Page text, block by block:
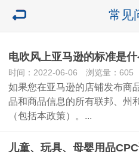
常见
电吹风上亚马逊的标准是什
时间：2022-06-06 浏览量：605
如果您在亚马逊的店铺发布商
品和商品信息的所有联邦、州
（包括本政策）。...
儿童、玩具、母婴用品